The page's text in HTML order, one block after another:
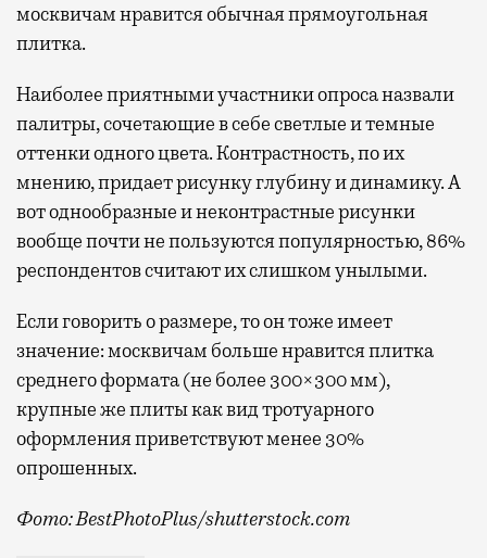
москвичам нравится обычная прямоугольная
плитка.
Наиболее приятными участники опроса назвали
палитры, сочетающие в себе светлые и темные
оттенки одного цвета. Контрастность, по их
мнению, придает рисунку глубину и динамику. А
вот однообразные и неконтрастные рисунки
вообще почти не пользуются популярностью, 86%
респондентов считают их слишком унылыми.
Если говорить о размере, то он тоже имеет
значение: москвичам больше нравится плитка
среднего формата (не более 300×300 мм),
крупные же плиты как вид тротуарного
оформления приветствуют менее 30%
опрошенных.
Фото: BestPhotoPlus/shutterstock.com